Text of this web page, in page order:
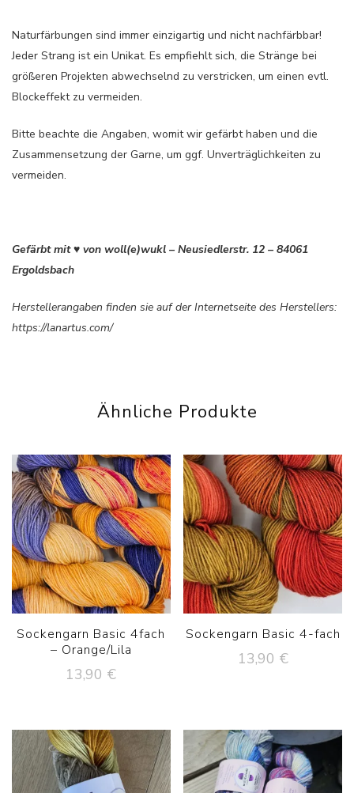
Naturfärbungen sind immer einzigartig und nicht nachfärbbar!
Jeder Strang ist ein Unikat. Es empfiehlt sich, die Stränge bei
größeren Projekten abwechselnd zu verstricken, um einen evtl.
Blockeffekt zu vermeiden.
Bitte beachte die Angaben, womit wir gefärbt haben und die
Zusammensetzung der Garne, um ggf. Unverträglichkeiten zu
vermeiden.
Gefärbt mit ♥ von woll(e)wukl – Neusiedlerstr. 12 – 84061
Ergoldsbach
Herstellerangaben finden sie auf der Internetseite des Herstellers:
https://lanartus.com/
Ähnliche Produkte
Sockengarn Basic 4fach
– Orange/Lila
13,90 €
Sockengarn Basic 4-fach
13,90 €